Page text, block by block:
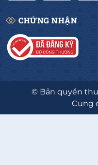
CHỨNG NHẬN
© Bản quyền
Cung